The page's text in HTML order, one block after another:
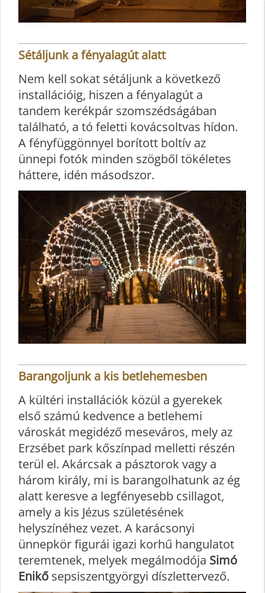
Sétáljunk a fényalagút alatt
Nem kell sokat sétáljunk a következő
installációig, hiszen a fényalagút a
tandem kerékpár szomszédságában
található, a tó feletti kovácsoltvas hídon.
A fényfüggönnyel borított boltív az
ünnepi fotók minden szögből tökéletes
háttere, idén másodszor.
Barangoljunk a kis betlehemesben
A kültéri installációk közül a gyerekek
első számú kedvence a betlehemi
városkát megidéző meseváros, mely az
Erzsébet park kőszínpad melletti részén
terül el. Akárcsak a pásztorok vagy a
három király, mi is barangolhatunk az ég
alatt keresve a legfényesebb csillagot,
amely a kis Jézus születésének
helyszínéhez vezet. A karácsonyi
ünnepkör figurái igazi korhű hangulatot
teremtenek, melyek megálmodója Simó
Enikő sepsiszentgyörgyi díszlettervező.